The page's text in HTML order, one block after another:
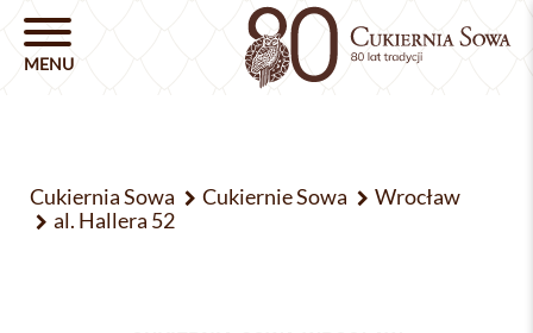
Cukiernia Sowa Cukiernie Sowa
Wrocław
al. Hallera 52